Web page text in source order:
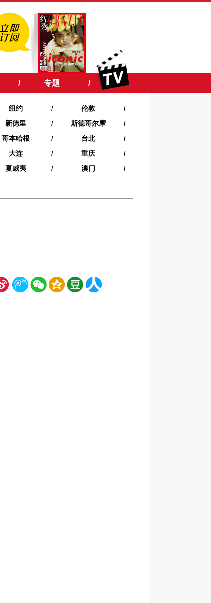
/ 专题 /
纽约 / 伦敦 /
新德里 / 斯德哥尔摩 /
哥本哈根 / 台北 /
大连 / 重庆 /
夏威夷‍ / 澳门 /
新 腾 微 空 豆